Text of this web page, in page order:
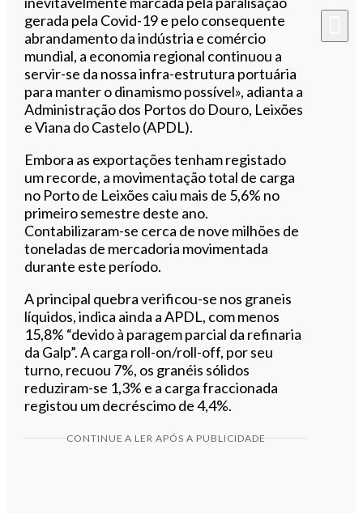
gerada pela Covid-19 e pelo consequente
abrandamento da indústria e comércio
mundial, a economia regional continuou a
servir-se da nossa infra-estrutura portuária
para manter o dinamismo possível», adianta a
Administração dos Portos do Douro, Leixões
e Viana do Castelo (APDL).
Embora as exportações tenham registado
um recorde, a movimentação total de carga
no Porto de Leixões caiu mais de 5,6% no
primeiro semestre deste ano.
Contabilizaram-se cerca de nove milhões de
toneladas de mercadoria movimentada
durante este período.
A principal quebra verificou-se nos graneis
líquidos, indica ainda a APDL, com menos
15,8% “devido à paragem parcial da refinaria
da Galp”. A carga roll-on/roll-off, por seu
turno, recuou 7%, os granéis sólidos
reduziram-se 1,3% e a carga fraccionada
registou um decréscimo de 4,4%.
CONTINUE A LER APÓS A PUBLICIDADE